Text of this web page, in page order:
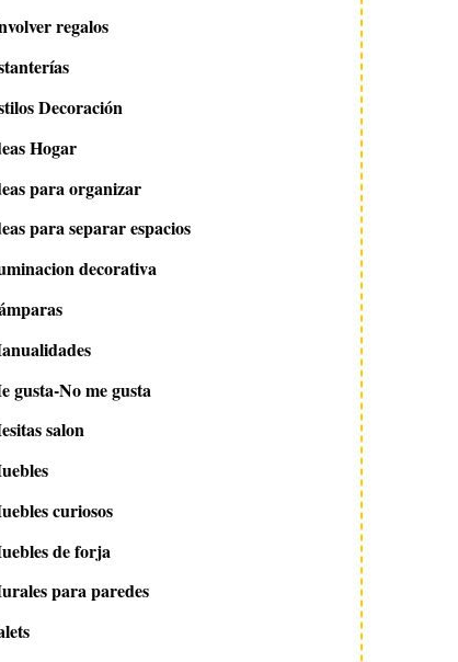
24 agosto 2022
pintado para una
nórdica POR
BRICONEO
8 enero 2013
Decorar con
regalos
Decoración
Hogar
para organizar
para separar espacios
decorativa
gusta-No me gusta
salon
curiosos
de forja
para paredes